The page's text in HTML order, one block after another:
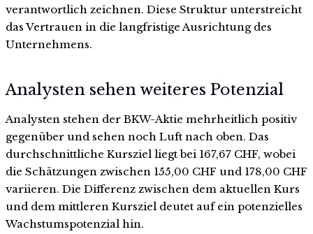
verantwortlich zeichnen. Diese Struktur unterstreicht
das Vertrauen in die langfristige Ausrichtung des
Unternehmens.
Analysten sehen weiteres Potenzial
Analysten stehen der BKW-Aktie mehrheitlich positiv
gegenüber und sehen noch Luft nach oben. Das
durchschnittliche Kursziel liegt bei 167,67 CHF, wobei
die Schätzungen zwischen 155,00 CHF und 178,00 CHF
variieren. Die Differenz zwischen dem aktuellen Kurs
und dem mittleren Kursziel deutet auf ein potenzielles
Wachstumspotenzial hin.